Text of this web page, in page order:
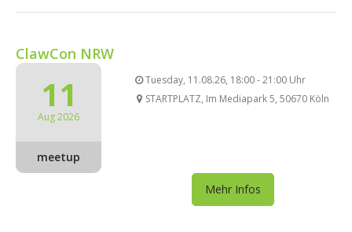
ClawCon NRW
11
Aug 2026
meetup
Tuesday, 11.08.26, 18:00 - 21:00 Uhr
STARTPLATZ, Im Mediapark 5, 50670 Köln
Mehr Infos